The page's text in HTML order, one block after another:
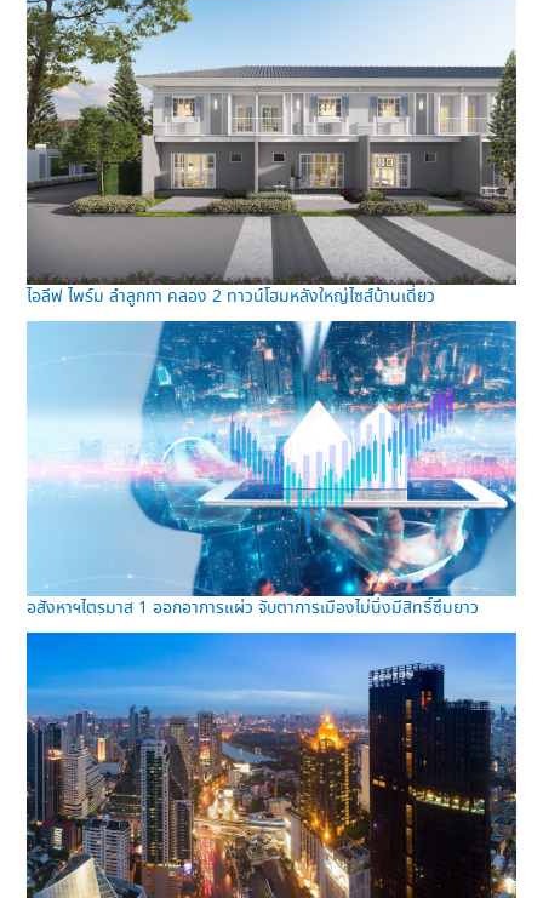
ไอลีฟ ไพร์ม ลำลูกกา คลอง 2 ทาวน์โฮมหลังใหญ่ไซส์บ้านเดี่ยว
อสังหาฯไตรมาส 1 ออกอาการแผ่ว จับตาการเมืองไม่นิ่งมีสิทธิ์ซึมยาว